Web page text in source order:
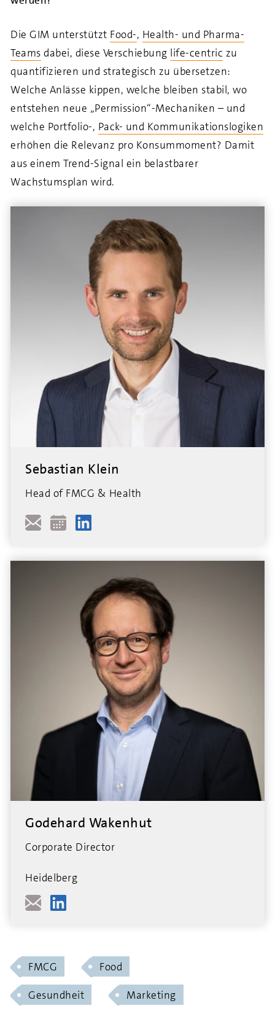
Die GIM unterstützt Food-, Health- und Pharma-
Teams dabei, diese Verschiebung life-centric zu
quantifizieren und strategisch zu übersetzen:
Welche Anlässe kippen, welche bleiben stabil, wo
entstehen neue „Permission“-Mechaniken – und
welche Portfolio-, Pack- und Kommunikationslogiken
erhöhen die Relevanz pro Konsummoment? Damit
aus einem Trend-Signal ein belastbarer
Wachstumsplan wird.
Sebastian Klein
Head of FMCG & Health
Godehard Wakenhut
Corporate Director
Heidelberg
FMCG Food
Gesundheit Marketing